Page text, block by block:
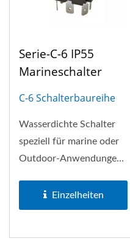
Serie-C-6 IP55
Marineschalter
C-6 Schalterbaureihe
Wasserdichte Schalter
speziell für marine oder
Outdoor-Anwendungen
Einzelheiten